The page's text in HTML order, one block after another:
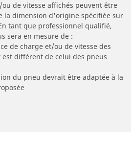
de vitesse affichés peuvent être
la dimension d'origine spécifiée sur
tant que professionnel qualifié,
sera en mesure de :
de charge et/ou de vitesse des
différent de celui des pneus
du pneu devrait être adaptée à la